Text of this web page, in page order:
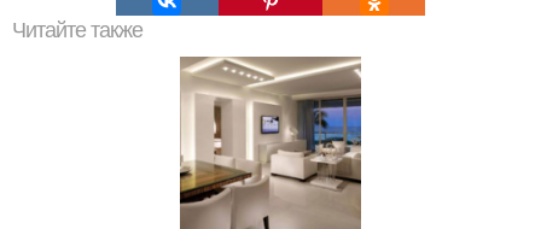
Читайте также